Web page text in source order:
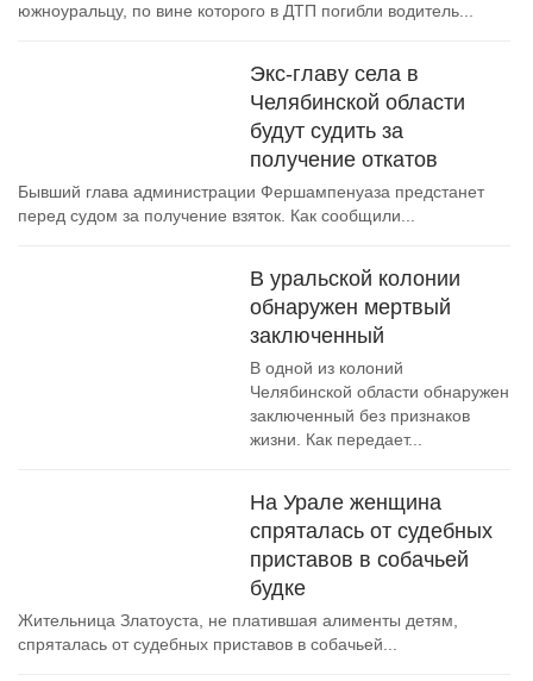
южноуральцу, по вине которого в ДТП погибли водитель...
Экс-главу села в
Челябинской области
будут судить за
получение откатов
Бывший глава администрации Фершампенуаза предстанет
перед судом за получение взяток. Как сообщили...
В уральской колонии
обнаружен мертвый
заключенный
В одной из колоний
Челябинской области обнаружен
заключенный без признаков
жизни. Как передает...
На Урале женщина
спряталась от судебных
приставов в собачьей
будке
Жительница Златоуста, не платившая алименты детям,
спряталась от судебных приставов в собачьей...